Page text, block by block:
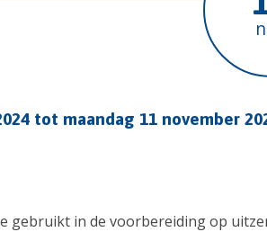
tot maandag 11 november
gebruikt in de voorbereiding op